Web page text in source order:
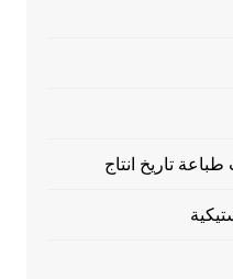
تاريخ انتاج